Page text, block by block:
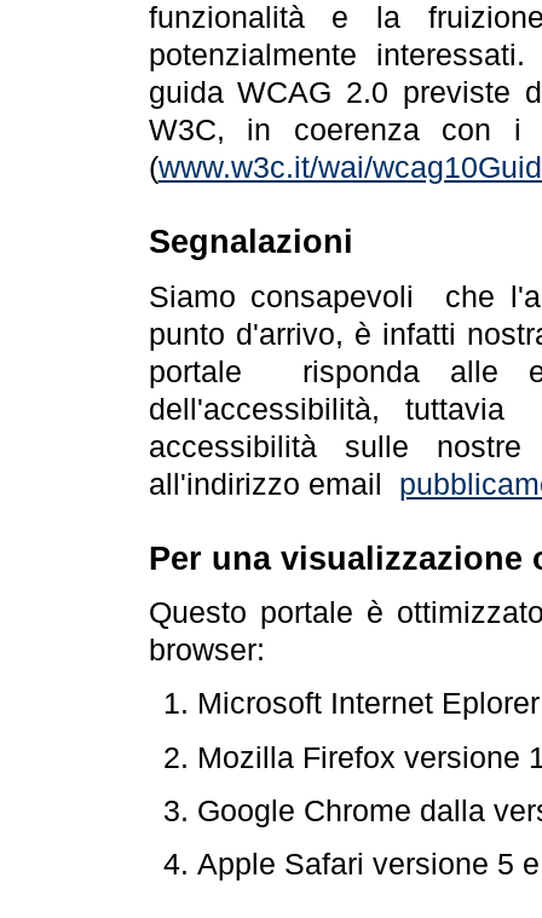
funzionalità e la
potenzialmente
guida WCAG 2.0 previste
W3C, in coerenza con i
(www.w3c.it/wai/
Segnalazioni
Siamo consapevoli che
punto d'arrivo, è infatti
portale risponda alle
dell'accessibilità,
accessibilità sulle
all'indirizzo email
Per una visualizzazione
Questo portale è
browser:
Microsoft Internet
Mozilla Firefox versione
Google Chrome dalla
Apple Safari versione 5